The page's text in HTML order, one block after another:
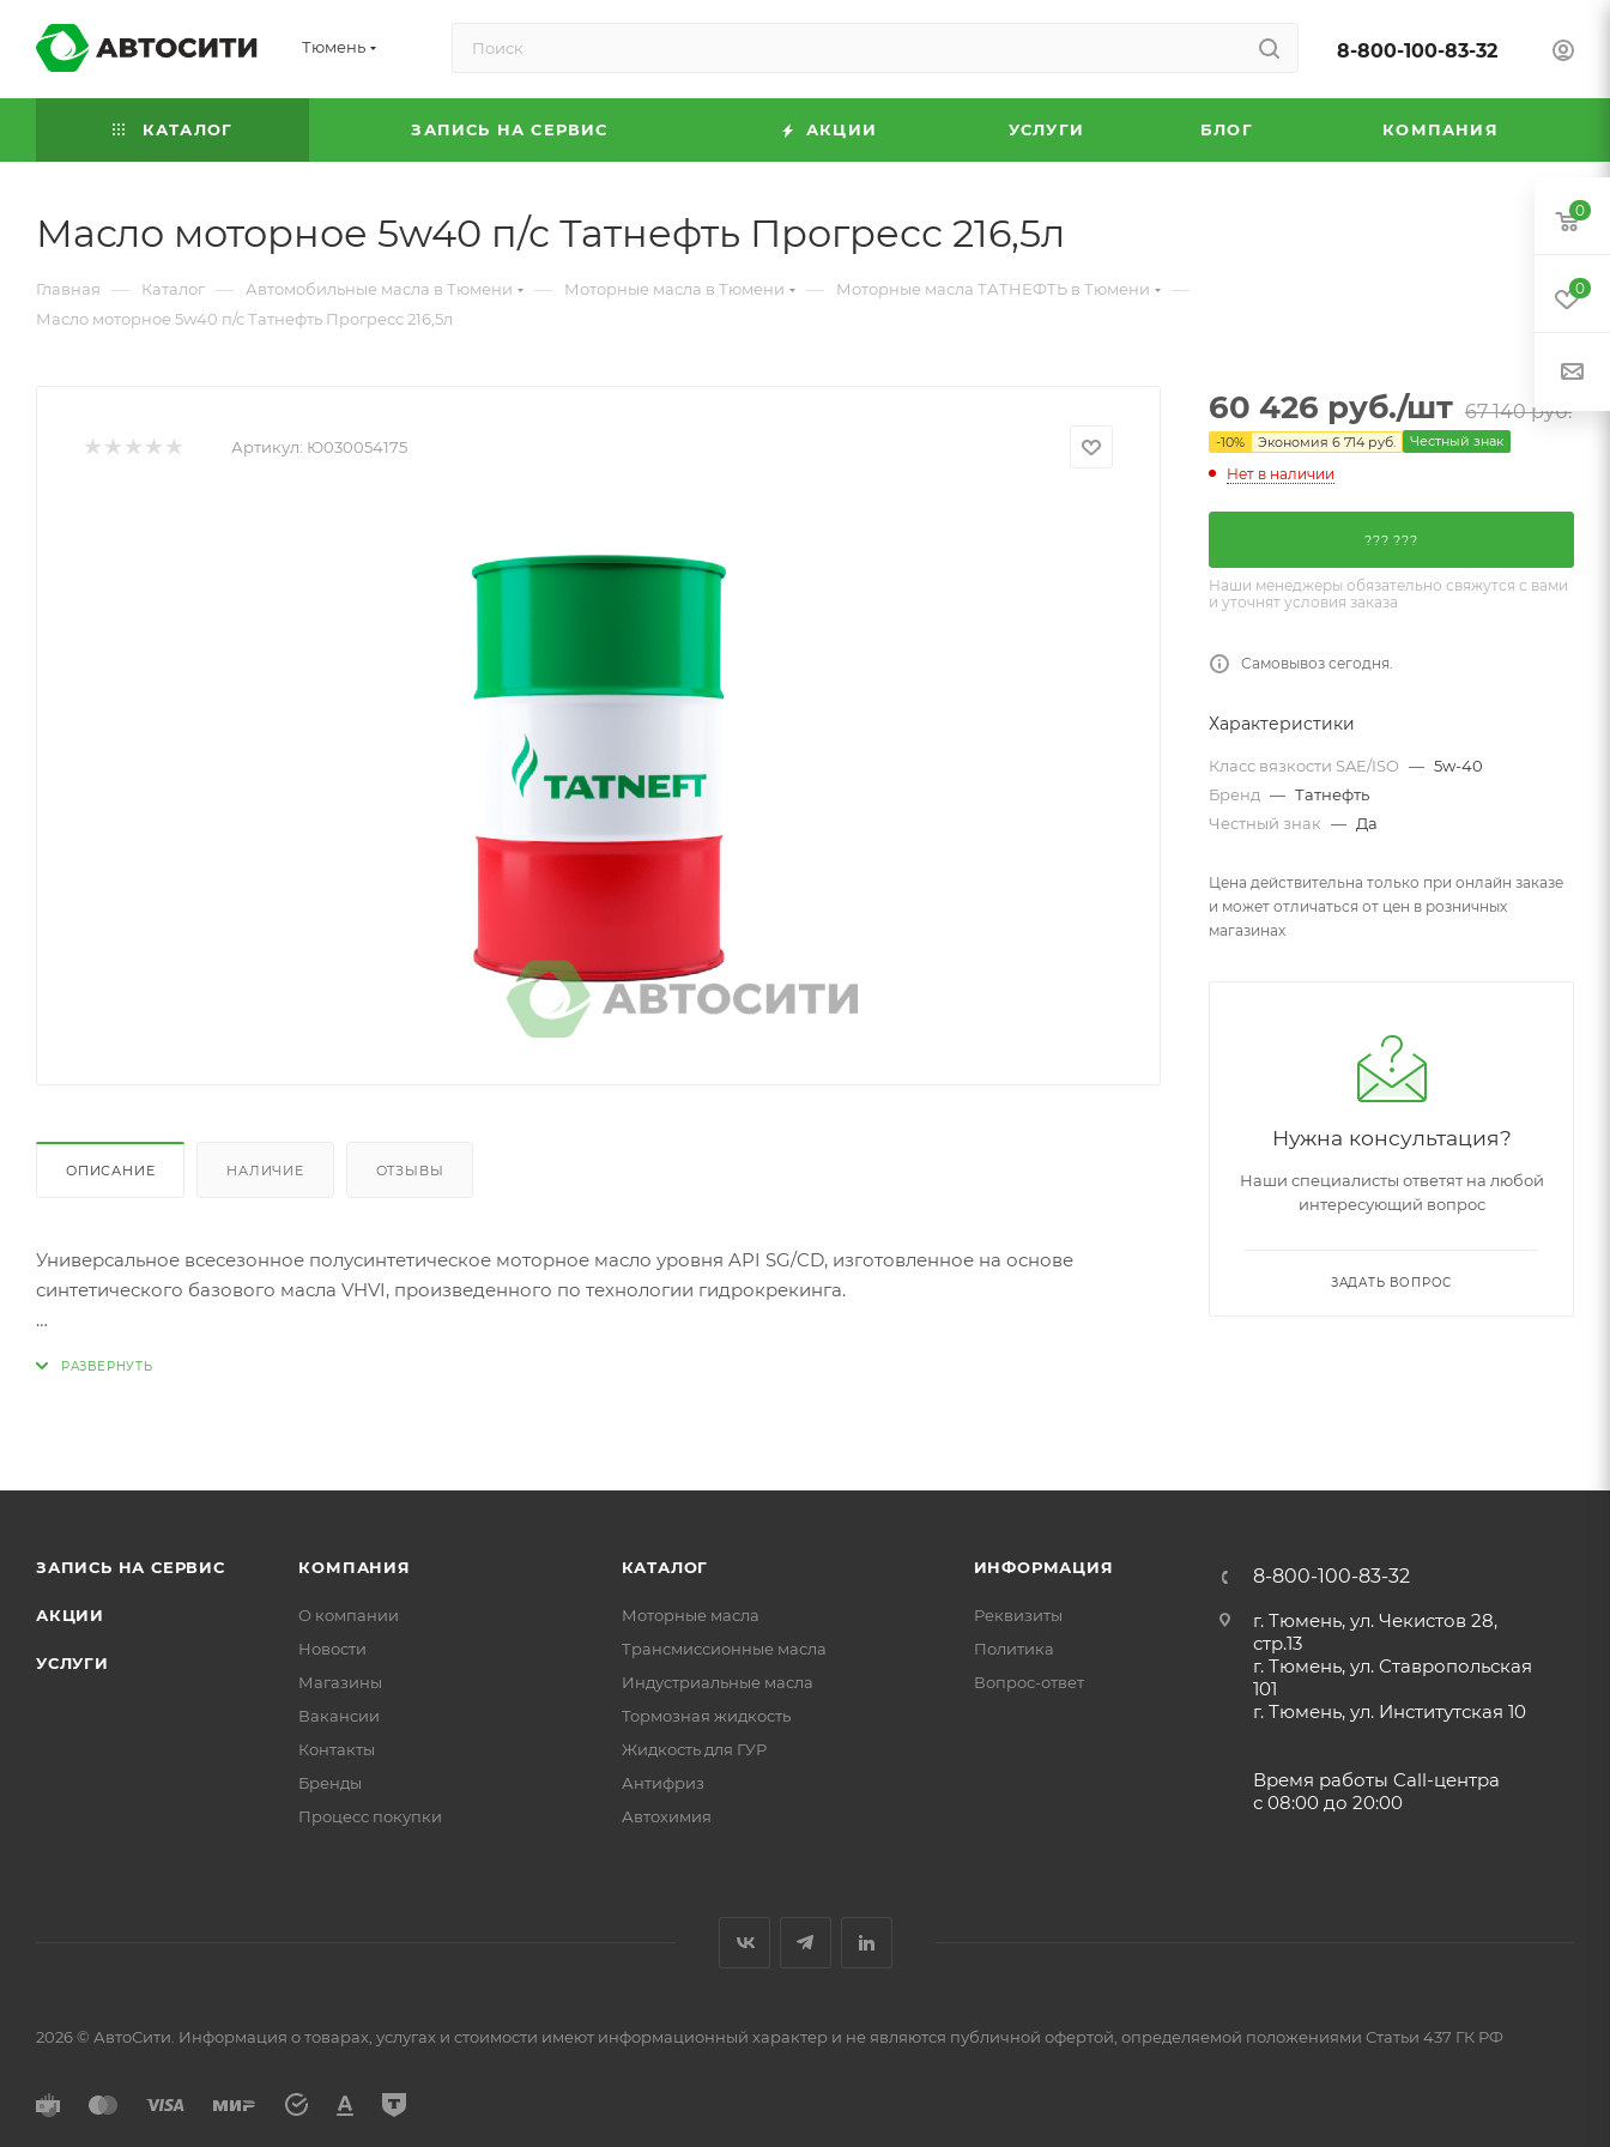
Тюмень 8-800-100-83-32
КАТАЛОГ ЗАПИСЬ НА СЕРВИС АКЦИИ УСЛУГИ БЛОГ КОМПАНИЯ
Масло моторное 5w40 п/с Татнефть Прогресс 216,5л
Главная — Каталог — Автомобильные масла в Тюмени — Моторные масла в Тюмени — Моторные масла ТАТНЕФТЬ в Тюмени —
Масло моторное 5w40 п/с Татнефть Прогресс 216,5л
Артикул: Ю030054175
ОПИСАНИЕ НАЛИЧИЕ ОТЗЫВЫ
Универсальное всесезонное полусинтетическое моторное масло уровня API SG/CD, изготовленное на основе
синтетического базового масла VHVI, произведенного по технологии гидрокрекинга.
60 426 руб./шт 67 140руб.
-10% Экономия 6 714 руб. Честный знак
Нет в наличии
??? ???
Наши менеджеры обязательно свяжутся с вами
и уточнят условия заказа
Самовывоз сегодня.
Характеристики
Класс вязкости SAE/ISO — 5w-40
Бренд — Татнефть
Честный знак — Да
Цена действительна только при онлайн заказе
и может отличаться от цен в розничных
магазинах
Нужна консультация?
Наши специалисты ответят на любой
интересующий вопрос
ЗАДАТЬ ВОПРОС
ЗАПИСЬ НА СЕРВИС
АКЦИИ
УСЛУГИ
КОМПАНИЯ
О компании
Новости
Магазины
Вакансии
Контакты
Бренды
Процесс покупки
КАТАЛОГ
Моторные масла
Трансмиссионные масла
Индустриальные масла
Тормозная жидкость
Жидкость для ГУР
Антифриз
Автохимия
ИНФОРМАЦИЯ
Реквизиты
Политика
Вопрос-ответ
8-800-100-83-32
г. Тюмень, ул. Чекистов 28,
стр.13
г. Тюмень, ул. Ставропольская
101
г. Тюмень, ул. Институтская 10
Время работы Call-центра
с 08:00 до 20:00
2026 © АвтоСити. Информация о товарах, услугах и стоимости имеют информационный характер и не являются публичной офертой, определяемой положениями Статьи 437 ГК РФ
0
0